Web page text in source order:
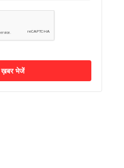
ख़बर भेजें